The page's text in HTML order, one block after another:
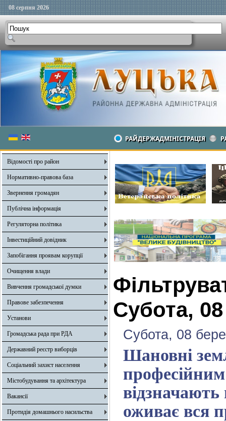
08 серпня 2026
РАЙДЕРЖАДМІНІСТРАЦІЯ
Відомості про район
Нормативно-правова база
Звернення громадян
Публічна інформація
Регуляторна політика
Інвестиційний довідник
Запобігання проявам корупції
Очищення влади
Вивчення громадської думки
Правове забезпечення
Установи
Громадська рада при РДА
Державний реєстр виборців
Соціальний захист населення
Містобудування та архітектура
Вакансії
Протидія домашнього насильства
Субота,
Субота, 08
Шановні
оживає вся